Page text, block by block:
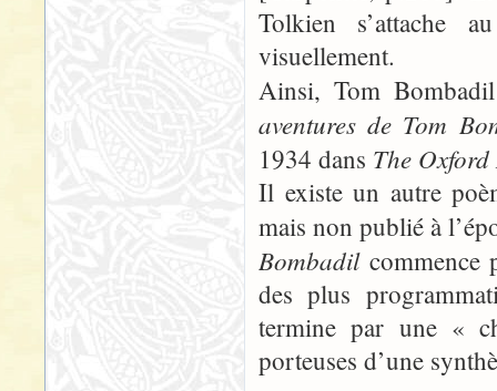
Tolkien s’attache
visuellement.
Ainsi, Tom
aventures de Tom
1934 dans The
Il existe un autre
mais non publié à
Bombadilcommence
des plus
termine par une «
porteuses d’une